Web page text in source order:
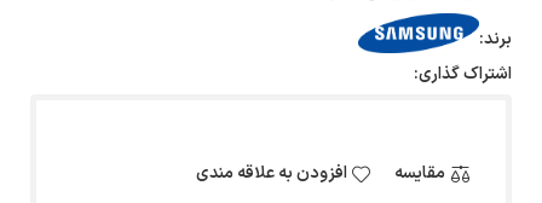
برند:
اشتراک گذاری:
مقایسه افزودن به علاقه مندی